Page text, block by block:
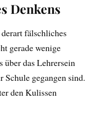
Denkens
fälschliches
gerade wenige
über das Lehrersein
Schule gegangen sind.
den Kulissen